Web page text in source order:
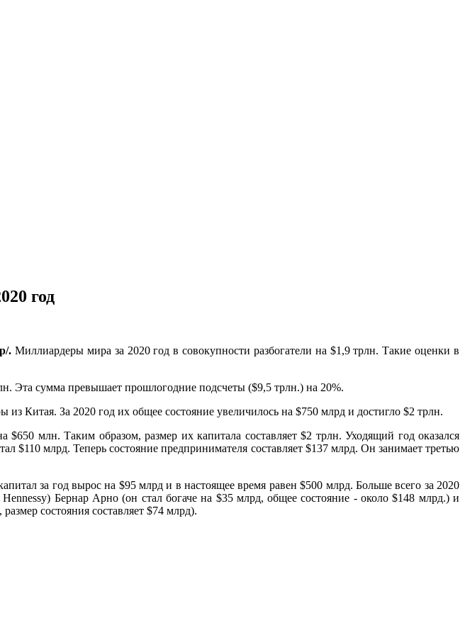
год
. Миллиардеры мира за 2020 год в совокупности разбогатели на $1,9 трлн. Такие оценки в
Эта сумма превышает прошлогодние подсчеты ($9,5 трлн.) на 20%.
Китая. За 2020 год их общее состояние увеличилось на $750 млрд и достигло $2 трлн.
млн. Таким образом, размер их капитала составляет $2 трлн. Уходящий год оказался
$110 млрд. Теперь состояние предпринимателя составляет $137 млрд. Он занимает третью
за год вырос на $95 млрд и в настоящее время равен $500 млрд. Больше всего за 2020
Бернар Арно (он стал богаче на $35 млрд, общее состояние - около $148 млрд.) и
состояния составляет $74 млрд).